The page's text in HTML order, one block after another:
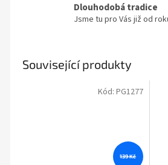
Dlouhodobá tradice
Jsme tu pro Vás již od
Související produkty
139 Kč
Kód: PG1277